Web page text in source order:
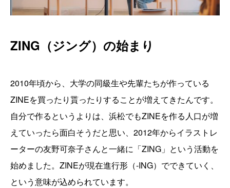
ZING（ジング）の始まり
2010年頃から、大学の同級生や先輩たちが作っている
ZINEを買ったり貰ったりすることが増えてきたんです。
自分で作るというよりは、浜松でもZINEを作る人口が増
えていったら面白そうだと思い、2012年からイラストレ
ーターの友野可奈子さんと一緒に「ZING」という活動を
始めました。ZINEが現在進行形（-ING）でできていく、
という意味が込められています。